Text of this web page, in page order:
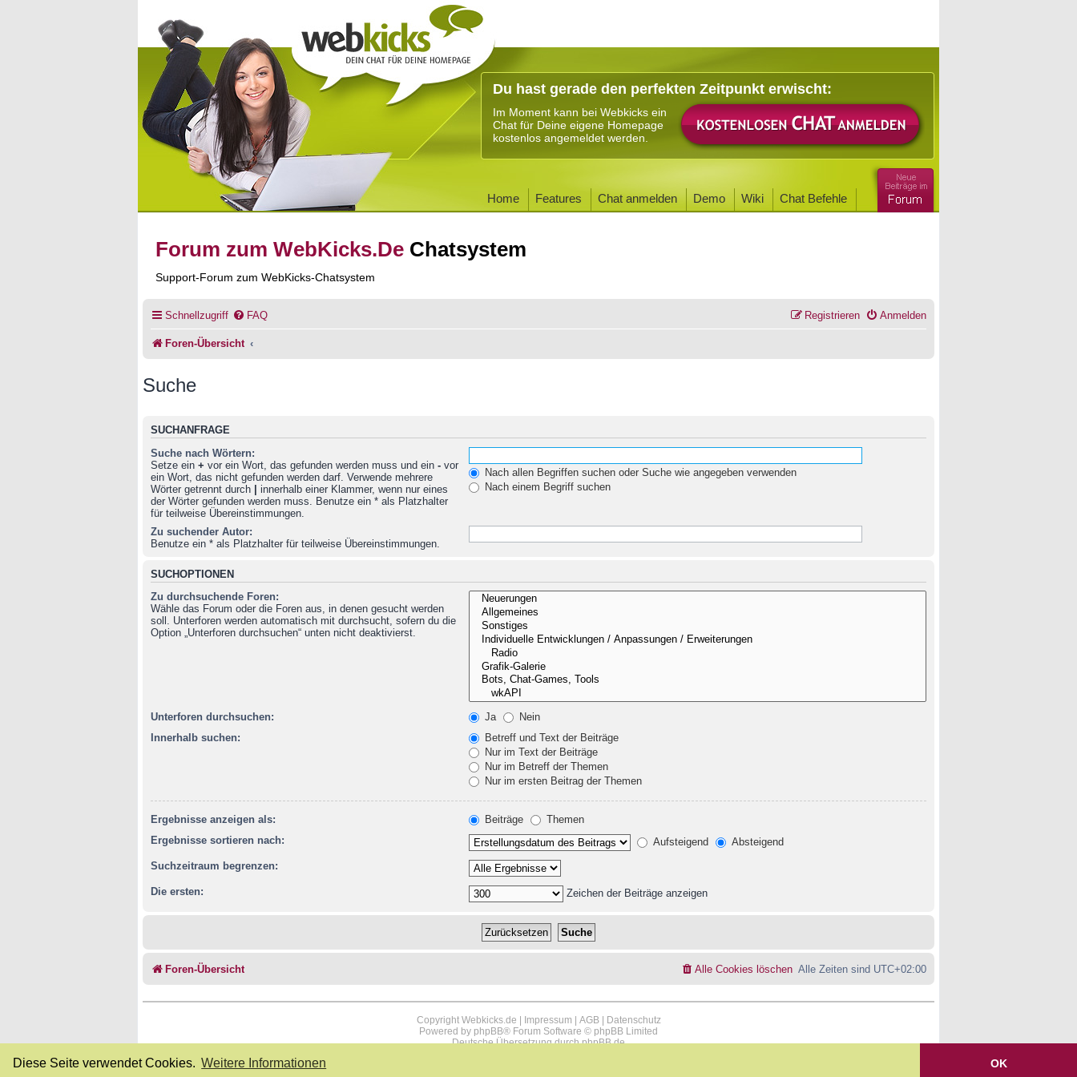
Diese Seite verwendet Cookies. Weitere Informationen OK
Du hast gerade den perfekten Zeitpunkt erwischt:
Im Moment kann bei Webkicks ein
Chat für Deine eigene Homepage
kostenlos angemeldet werden.
Home Features Chat anmelden Demo Wiki Chat Befehle
Forum zum WebKicks.De Chatsystem
Support-Forum zum WebKicks-Chatsystem
Schnellzugriff FAQ Anmelden
Registrieren
Foren-Übersicht
Suche
SUCHANFRAGE
Suche nach Wörtern:
Setze ein + vor ein Wort, das gefunden werden muss und ein - vor
ein Wort, das nicht gefunden werden darf. Verwende mehrere
Wörter getrennt durch
innerhalb einer Klammer, wenn nur eines
der Wörter gefunden werden muss. Benutze ein * als Platzhalter
für teilweise Übereinstimmungen.
Nach allen Begriffen suchen oder Suche wie angegeben verwenden
Nach einem Begriff suchen
Zu suchender Autor:
Benutze ein * als Platzhalter für teilweise Übereinstimmungen.
SUCHOPTIONEN
Zu durchsuchende Foren:
Wähle das Forum oder die Foren aus, in denen gesucht werden
soll. Unterforen werden automatisch mit durchsucht, sofern du die
Option „Unterforen durchsuchen“ unten nicht deaktivierst.
Unterforen durchsuchen: Ja
Nein
Innerhalb suchen:
Betreff und Text der Beiträge
Nur im Text der Beiträge
Nur im Betreff der Themen
Nur im ersten Beitrag der Themen
Ergebnisse anzeigen als: Beiträge
Themen
Ergebnisse sortieren nach:
Aufsteigend Absteigend
Suchzeitraum begrenzen:
Die ersten: Zeichen der Beiträge anzeigen
Foren-Übersicht Alle Zeiten sind UTC+02:00
Alle Cookies löschen
Copyright Webkicks.de | Impressum AGB|
Datenschutz
Powered by phpBB® Forum Software © phpBB Limited
Deutsche Übersetzung durchphpBB.de